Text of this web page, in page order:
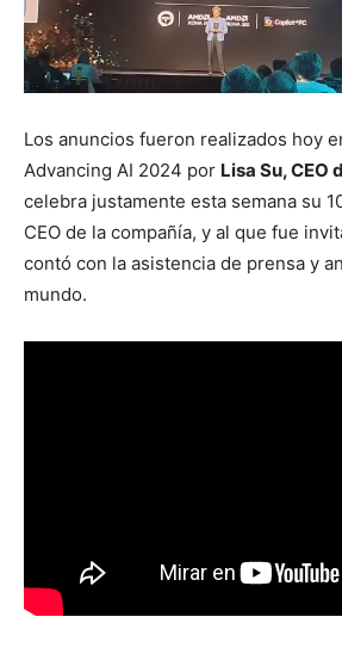
Los anuncios fueron realizados hoy
Advancing AI 2024 por Lisa Su, CEO
celebra justamente esta semana su
CEO de la compañía, y al que fue
contó con la asistencia de prensa y
mundo.